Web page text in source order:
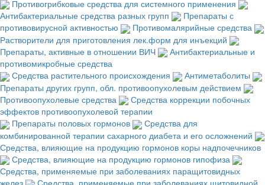
Противогрибковые средства для системного применения
Антибактериальные средства разных групп
Препараты с
противовирусной активностью
Противомалярийные средства
Растворители для приготовления лек.форм для инъекций
Препараты, активные в отношении ВИЧ
Антибактериальные и
противомикробные средства
Средства растительного происхождения
Антиметаболиты
Препараты других групп, обл. противоопухолевым действием
Противоопухолевые средства
Средства коррекции побочных
эффектов противоопухолевой терапии
Препараты половых гормонов
Средства для
комбинированной терапии сахарного диабета и его осложнений
Средства, влияющие на продукцию гормонов коры надпочечников
Средства, влияющие на продукцию гормонов гипофиза
Средства, применяемые при заболеваниях паращитовидных